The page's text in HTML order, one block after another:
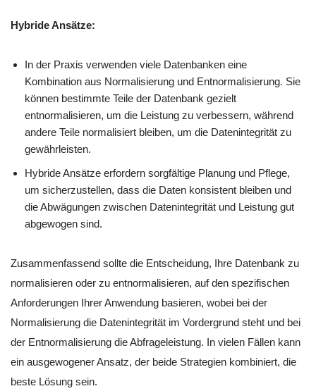
Hybride Ansätze:
In der Praxis verwenden viele Datenbanken eine
Kombination aus Normalisierung und Entnormalisierung. Sie
können bestimmte Teile der Datenbank gezielt
entnormalisieren, um die Leistung zu verbessern, während
andere Teile normalisiert bleiben, um die Datenintegrität zu
gewährleisten.
Hybride Ansätze erfordern sorgfältige Planung und Pflege,
um sicherzustellen, dass die Daten konsistent bleiben und
die Abwägungen zwischen Datenintegrität und Leistung gut
abgewogen sind.
Zusammenfassend sollte die Entscheidung, Ihre Datenbank zu
normalisieren oder zu entnormalisieren, auf den spezifischen
Anforderungen Ihrer Anwendung basieren, wobei bei der
Normalisierung die Datenintegrität im Vordergrund steht und bei
der Entnormalisierung die Abfrageleistung. In vielen Fällen kann
ein ausgewogener Ansatz, der beide Strategien kombiniert, die
beste Lösung sein.